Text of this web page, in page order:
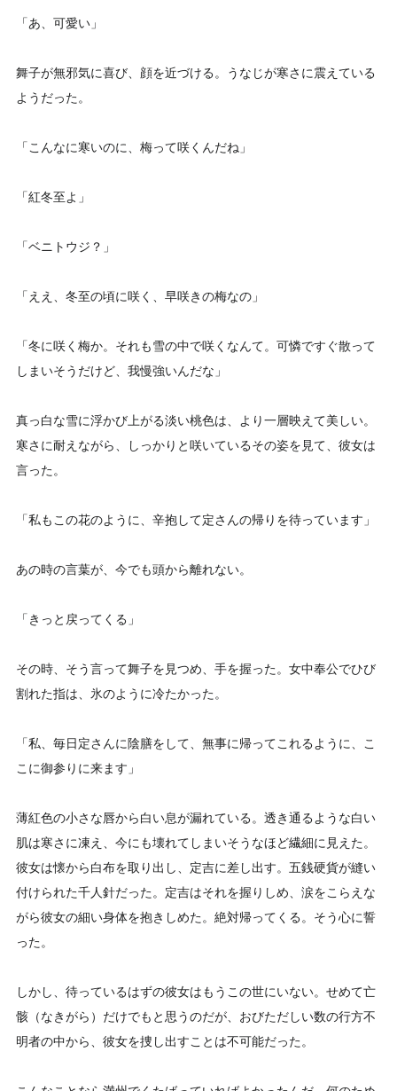
「あ、可愛い」
舞子が無邪気に喜び、顔を近づける。うなじが寒さに震えている
ようだった。
「こんなに寒いのに、梅って咲くんだね」
「紅冬至よ」
「ベニトウジ？」
「ええ、冬至の頃に咲く、早咲きの梅なの」
「冬に咲く梅か。それも雪の中で咲くなんて。可憐ですぐ散って
しまいそうだけど、我慢強いんだな」
真っ白な雪に浮かび上がる淡い桃色は、より一層映えて美しい。
寒さに耐えながら、しっかりと咲いているその姿を見て、彼女は
言った。
「私もこの花のように、辛抱して定さんの帰りを待っています」
あの時の言葉が、今でも頭から離れない。
「きっと戻ってくる」
その時、そう言って舞子を見つめ、手を握った。女中奉公でひび
割れた指は、氷のように冷たかった。
「私、毎日定さんに陰膳をして、無事に帰ってこれるように、こ
こに御参りに来ます」
薄紅色の小さな唇から白い息が漏れている。透き通るような白い
肌は寒さに凍え、今にも壊れてしまいそうなほど繊細に見えた。
彼女は懐から白布を取り出し、定吉に差し出す。五銭硬貨が縫い
付けられた千人針だった。定吉はそれを握りしめ、涙をこらえな
がら彼女の細い身体を抱きしめた。絶対帰ってくる。そう心に誓
った。
しかし、待っているはずの彼女はもうこの世にいない。せめて亡
骸（なきがら）だけでもと思うのだが、おびただしい数の行方不
明者の中から、彼女を捜し出すことは不可能だった。